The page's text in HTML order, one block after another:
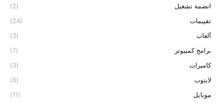
انضمة تشغيل
(2)
تقييمات
(24)
ألعاب
(3)
برامج كمبيوتر
(7)
كاميرات
(3)
لابتوب
(8)
موبايل
(11)